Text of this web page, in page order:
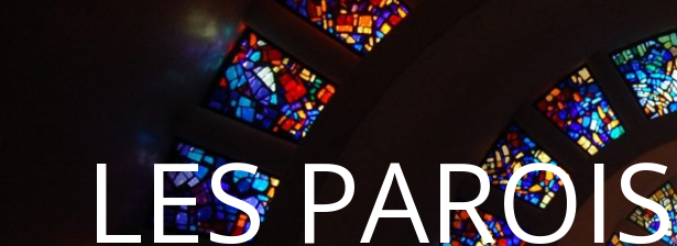
LES